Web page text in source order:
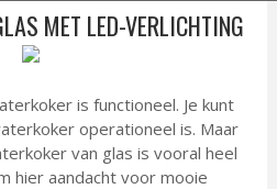
MET LED-VERLICHTING
is functioneel. Je kunt
operationeel is. Maar
van glas is vooral heel
hier aandacht voor mooie